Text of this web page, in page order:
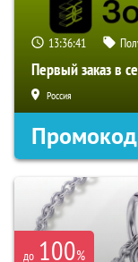
13:36:39
Первый заказ в
Россия
Промокод
до 100%